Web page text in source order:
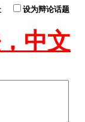
设为辩论话题
中文